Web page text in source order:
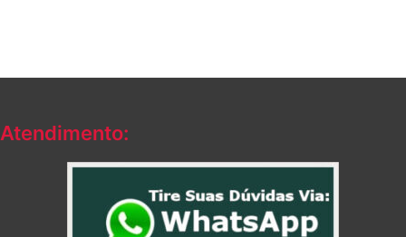
Atendimento: